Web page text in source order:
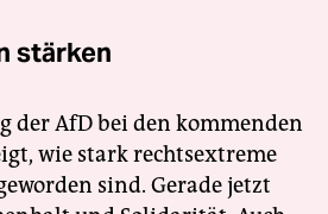
stärken
der AfD bei den kommenden
wie stark rechtsextreme
sind. Gerade jetzt